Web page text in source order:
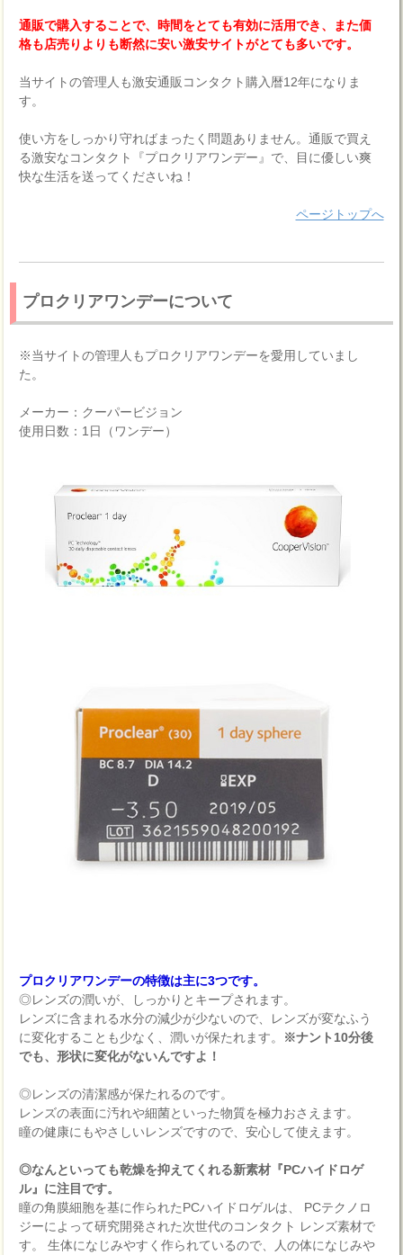
通販で購入することで、時間をとても有効に活用でき、また価
格も店売りよりも断然に安い激安サイトがとても多いです。
当サイトの管理人も激安通販コンタクト購入暦12年になりま
す。
使い方をしっかり守ればまったく問題ありません。通販で買え
る激安なコンタクト『プロクリアワンデー』で、目に優しい爽
快な生活を送ってくださいね！
ページトップへ
プロクリアワンデーについて
※当サイトの管理人もプロクリアワンデーを愛用していまし
た。
メーカー：クーパービジョン
使用日数：1日（ワンデー）
プロクリアワンデーの特徴は主に3つです。
◎レンズの潤いが、しっかりとキープされます。
レンズに含まれる水分の減少が少ないので、レンズが変なふう
に変化することも少なく、潤いが保たれます。 ※ナント10分後
でも、形状に変化がないんですよ！
◎レンズの清潔感が保たれるのです。
レンズの表面に汚れや細菌といった物質を極力おさえます。
瞳の健康にもやさしいレンズですので、安心して使えます。
◎なんといっても乾燥を抑えてくれる新素材『PCハイドロゲ
ル』に注目です。
瞳の角膜細胞を基に作られたPCハイドロゲルは、 PCテクノロ
ジーによって研究開発された次世代のコンタクト レンズ素材で
す。 生体になじみやすく作られているので、人の体になじみや